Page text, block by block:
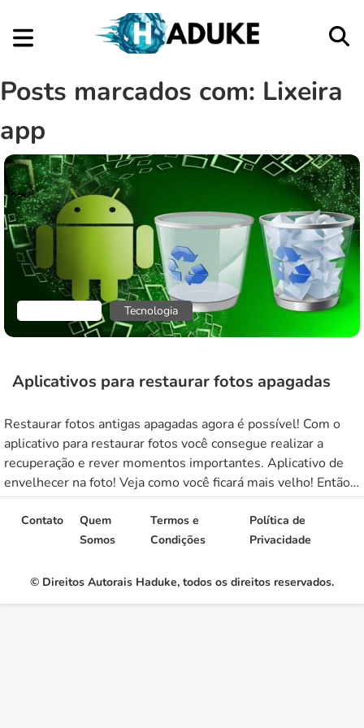
Posts marcados com: Lixeira
app
Tecnologia
Aplicativos para restaurar fotos apagadas
Restaurar fotos antigas apagadas agora é possível! Com o
aplicativo para restaurar fotos você consegue realizar a
recuperação e rever momentos importantes. Aplicativo de
envelhecer na foto! Veja como você ficará mais velho! Então,
continue aqui e tenha acesso a todas as informações
necessárias para ter acesso as fotos perdidas ou apagadas.
Veja quais os […]
© Direitos Autorais Haduke, todos os direitos reservados.
Contato
Quem
Somos
Termos e
Condições
Política de
Privacidade